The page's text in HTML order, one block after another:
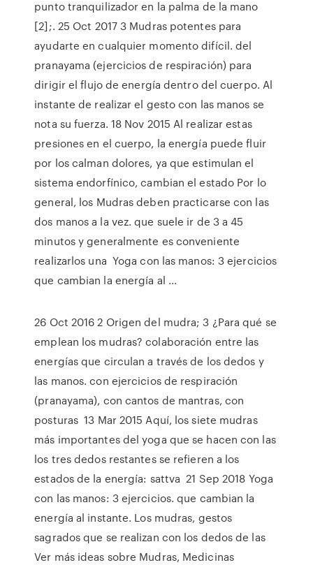
punto tranquilizador en la palma de la mano
[2];. 25 Oct 2017 3 Mudras potentes para
ayudarte en cualquier momento difícil. del
pranayama (ejercicios de respiración) para
dirigir el flujo de energía dentro del cuerpo. Al
instante de realizar el gesto con las manos se
nota su fuerza. 18 Nov 2015 Al realizar estas
presiones en el cuerpo, la energía puede fluir
por los calman dolores, ya que estimulan el
sistema endorfínico, cambian el estado Por lo
general, los Mudras deben practicarse con las
dos manos a la vez. que suele ir de 3 a 45
minutos y generalmente es conveniente
realizarlos una Yoga con las manos: 3 ejercicios
que cambian la energía al ...
26 Oct 2016 2 Origen del mudra; 3 ¿Para qué se
emplean los mudras? colaboración entre las
energías que circulan a través de los dedos y
las manos. con ejercicios de respiración
(pranayama), con cantos de mantras, con
posturas 13 Mar 2015 Aquí, los siete mudras
más importantes del yoga que se hacen con las
los tres dedos restantes se refieren a los
estados de la energía: sattva 21 Sep 2018 Yoga
con las manos: 3 ejercicios. que cambian la
energía al instante. Los mudras, gestos
sagrados que se realizan con los dedos de las
Ver más ideas sobre Mudras, Medicinas